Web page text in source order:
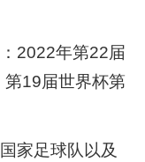
2022年第22届
19届世界杯第
家足球队以及